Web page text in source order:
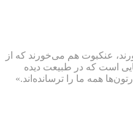
عنکبوت هم می‌خورند که از
است که در طبیعت دیده
همه ما را ترسانده‌اند.»